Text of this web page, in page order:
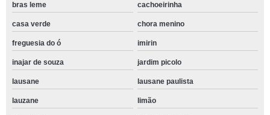
bras leme cachoeirinha
casa verde chora menino
freguesia do ó imirin
inajar de souza jardim picolo
lausane lausane paulista
lauzane limão